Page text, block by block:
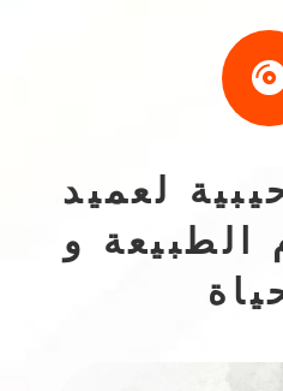
لعميد
الطبيعة و